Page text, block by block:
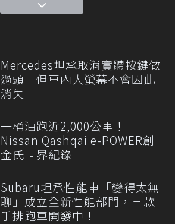
Mercedes坦承取消實體按鍵做
過頭 但車內大螢幕不會因此
消失
一桶油跑近2,000公里！
Nissan Qashqai e-POWER創
金氏世界紀錄
Subaru坦承性能車「變得太無
聊」成立全新性能部門，三款
手排跑車開發中！